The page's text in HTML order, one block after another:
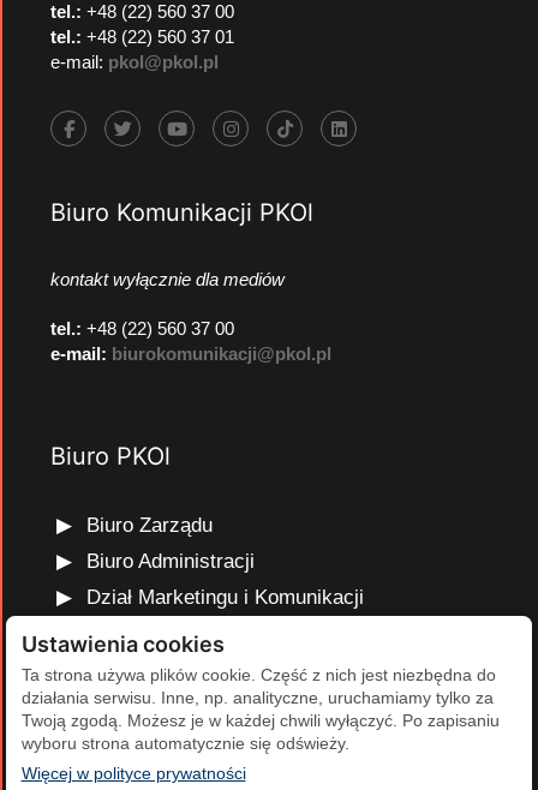
tel.: +48 (22) 560 37 00
tel.: +48 (22) 560 37 01
e-mail: pkol@pkol.pl
Biuro Komunikacji PKOl
kontakt wyłącznie dla mediów
tel.: +48 (22) 560 37 00
e-mail: biurokomunikacji@pkol.pl
Biuro PKOl
Biuro Zarządu
Biuro Administracji
Dział Marketingu i Komunikacji
Dział Edukacji Olimpijskiej
Dział Finansów i Kadr
Dział Projektów Olimpijskich
Dział Programów Rozwojowych
Ustawienia cookies
Ta strona używa plików cookie. Część z nich jest niezbędna do
działania serwisu. Inne, np. analityczne, uruchamiamy tylko za
Twoją zgodą. Możesz je w każdej chwili wyłączyć. Po zapisaniu
wyboru strona automatycznie się odświeży.
Więcej w polityce prywatności(otwiera się w nowej karcie)